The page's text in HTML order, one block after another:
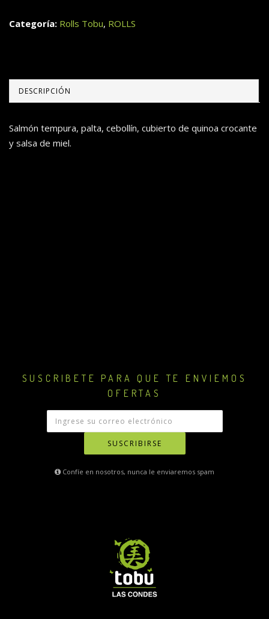
Categoría: Rolls Tobu, ROLLS
DESCRIPCIÓN
Salmón tempura, palta, cebollín, cubierto de quinoa crocante
y salsa de miel.
SUSCRIBETE PARA QUE TE ENVIEMOS
OFERTAS
SUSCRIBIRSE
Confíe en nosotros, nunca le enviaremos spam